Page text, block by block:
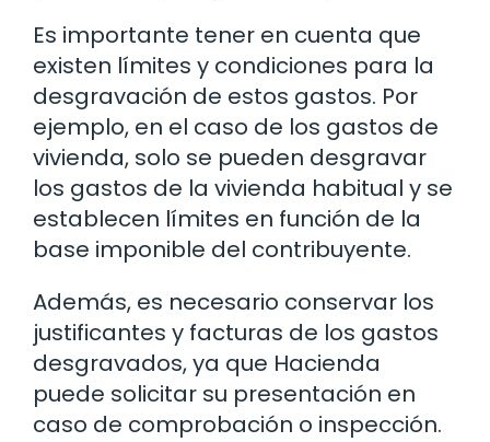
Es importante tener en cuenta que
existen límites y condiciones para la
desgravación de estos gastos. Por
ejemplo, en el caso de los gastos de
vivienda, solo se pueden desgravar
los gastos de la vivienda habitual y se
establecen límites en función de la
base imponible del contribuyente.
Además, es necesario conservar los
justificantes y facturas de los gastos
desgravados, ya que Hacienda
puede solicitar su presentación en
caso de comprobación o inspección.